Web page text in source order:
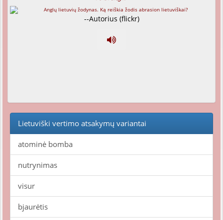
--Autorius (flickr)
Lietuviški vertimo atsakymų variantai
atominė bomba
nutrynimas
visur
bjaurėtis